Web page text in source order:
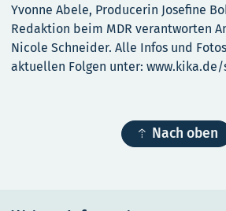
Yvonne Abele, Producerin Josefine
Redaktion beim MDR verantworten
Nicole Schneider. Alle Infos und
aktuellen Folgen unter:
 Nach oben